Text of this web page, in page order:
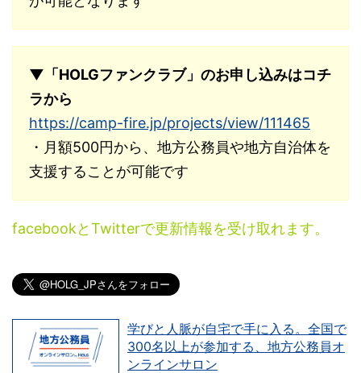
▼「HOLGファンクラブ」のお申し込みはコチ
ラから
https://camp-fire.jp/projects/view/111465
・月額500円から、地方公務員や地方自治体を
支援することが可能です
facebookとTwitterで更新情報を受け取れます。
学びと人脈が自宅で手に入る。全国で
300名以上が参加する、地方公務員オ
ンラインサロン